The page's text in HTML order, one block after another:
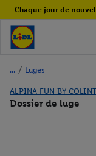
Chaque jour de
/ Luges
ALPINA FUN BY COLINT
Dossier de luge